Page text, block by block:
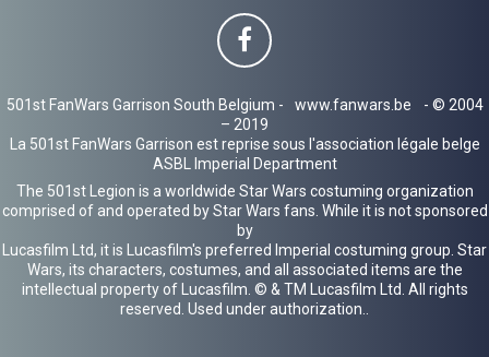
501st FanWars Garrison South Belgium - www.fanwars.be
- © 2004
– 2019
La 501st FanWars Garrison est reprise sous l'association légale belge
ASBL Imperial Department
The 501st Legion is a worldwide Star Wars costuming organization
comprised of and operated by Star Wars fans. While it is not sponsored
by
Lucasfilm Ltd, it is Lucasfilm's preferred Imperial costuming group. Star
Wars, its characters, costumes, and all associated items are the
intellectual property of Lucasfilm. © & TM Lucasfilm Ltd. All rights
reserved. Used under authorization..